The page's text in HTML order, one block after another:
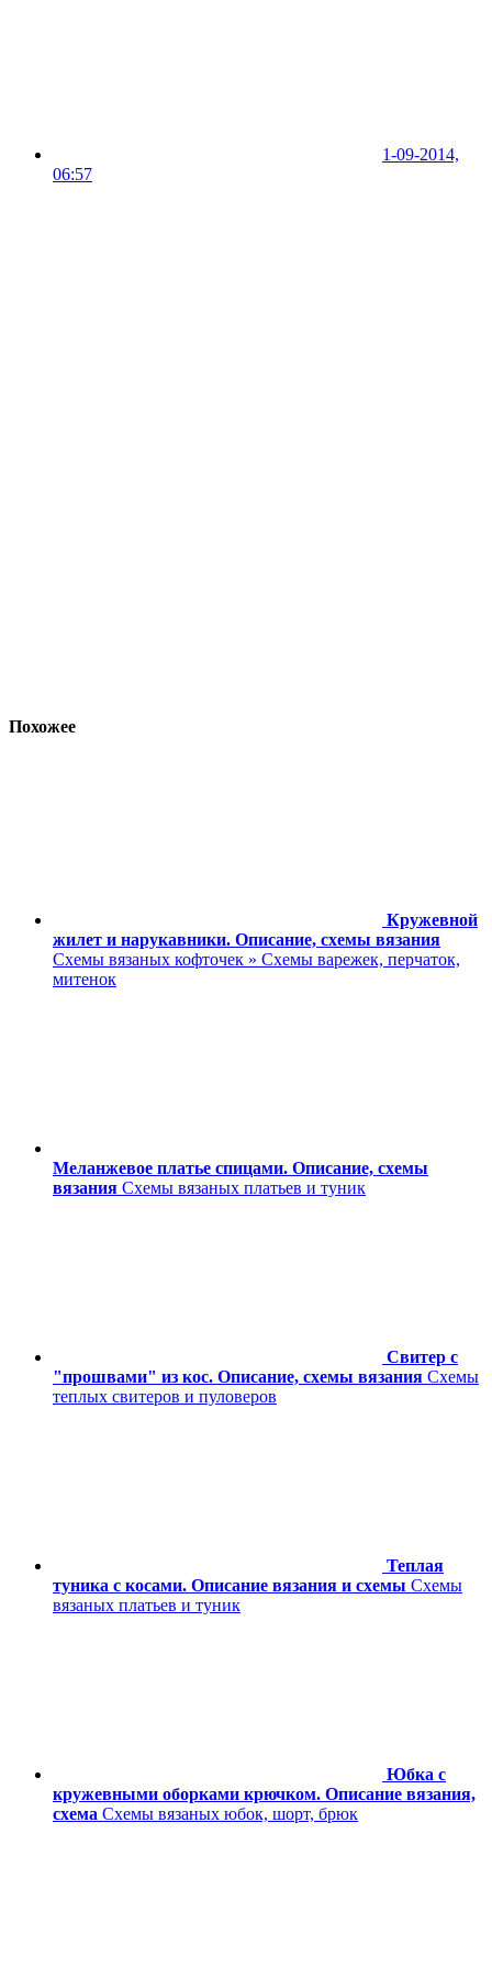
1-09-2014,
06:57
Похожее
Кружевной
жилет и нарукавники. Описание, схемы вязания
Схемы вязаных кофточек » Схемы варежек, перчаток,
митенок
Меланжевое платье спицами. Описание, схемы
вязания Схемы вязаных платьев и туник
Свитер с
"прошвами" из кос. Описание, схемы вязания Схемы
теплых свитеров и пуловеров
Теплая
туника с косами. Описание вязания и схемы Схемы
вязаных платьев и туник
Юбка с
кружевными оборками крючком. Описание вязания,
схема Схемы вязаных юбок, шорт, брюк